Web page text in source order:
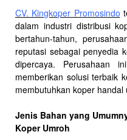
CV. Kingkoper Promosindo
dalam industri distribusi
bertahun-tahun,
reputasi sebagai penyedia
dipercaya. Perusahaan
memberikan solusi terbaik
membutuhkan koper
Jenis Bahan yang
Koper Umroh